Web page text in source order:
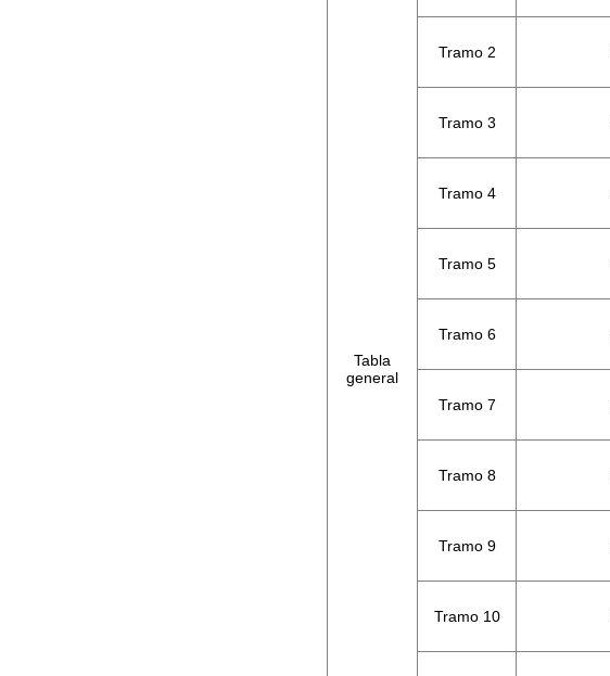
Tabla
general
Tramo 2
Tramo 3
Tramo 4
Tramo 5
Tramo 6
Tramo 7
Tramo 8
Tramo 9
Tramo 10